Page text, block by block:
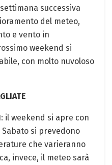
successiva
del meteo,
e vento in
weekend si
con molto nuvoloso
: il weekend si apre con
si prevedono
che varieranno
invece, il meteo sarà